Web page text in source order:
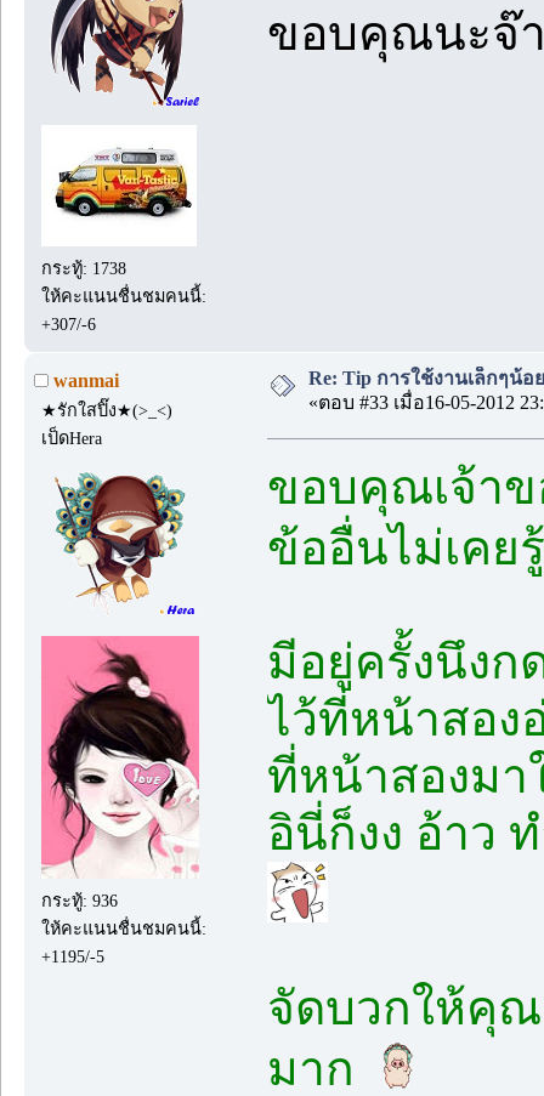
กระทู้: 1738
ให้คะแนนชื่นชมคนนี้:
+307/-6
ขอบคุณนะจ๊
wanmai
★รักใสปิ๊ง★(>_<)
เป็ดHera
กระทู้: 936
ให้คะแนนชื่นชมคนนี้:
+1195/-5
Re: Tip การใช้งานเล็กๆน้อ
«ตอบ #33 เมื่อ16-05-2012
ขอบคุณเจ้าข
ข้ออื่นไม่เคย
มีอยู่ครั้งนึงก
ไว้ที่หน้าสอง
ที่หน้าสองมา
อินี่ก็งง อ้าว
จัดบวกให้คุณ
มาก